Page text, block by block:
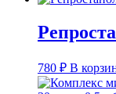
780 ₽ В